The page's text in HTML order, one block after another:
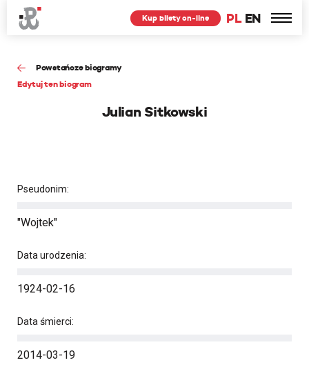
PL EN
Kup bilety on-line
Powstańcze biogramy
Edytuj ten biogram
Julian Sitkowski
Pseudonim:
"Wojtek"
Data urodzenia:
1924-02-16
Data śmierci:
2014-03-19